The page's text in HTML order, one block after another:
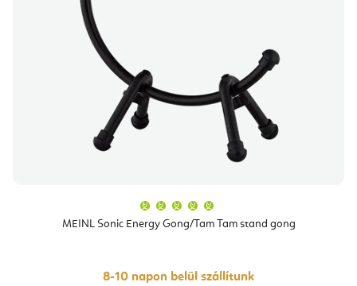
MEINL Sonic Energy Gong/Tam Tam stand gong
átlagos
értékelése
csillag.
8-10 napon belül szállítunk